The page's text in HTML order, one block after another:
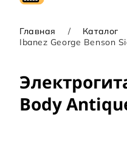
Главная Каталог
Ibanez George Benson
Body